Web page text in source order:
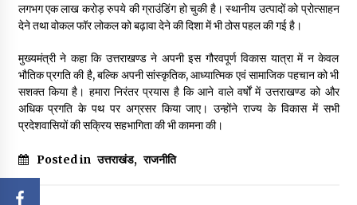
लगभग एक लाख करोड़ रुपये की ग्राउंडिंग हो चुकी है। स्थानीय उत्पादों को प्रोत्साहन
देने तथा वोकल फॉर लोकल को बढ़ावा देने की दिशा में भी ठोस पहल की गई है।
मुख्यमंत्री ने कहा कि उत्तराखण्ड ने अपनी इस गौरवपूर्ण विकास यात्रा में न केवल
भौतिक प्रगति की है, बल्कि अपनी सांस्कृतिक, आध्यात्मिक एवं सामाजिक पहचान को भी
सशक्त किया है। हमारा निरंतर प्रयास है कि आने वाले वर्षों में उत्तराखण्ड को और
अधिक प्रगति के पथ पर अग्रसर किया जाए। उन्होंने राज्य के विकास में सभी
प्रदेशवासियों की सक्रिय सहभागिता की भी कामना की।
Posted in उत्तराखंड, राजनीति